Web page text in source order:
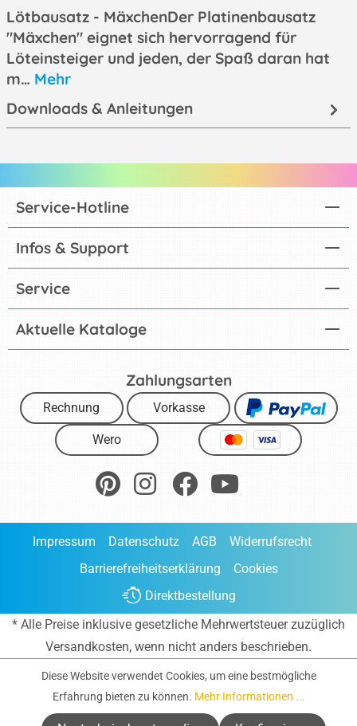
Lötbausatz - MäxchenDer Platinenbausatz
"Mäxchen" eignet sich hervorragend für
Löteinsteiger und jeden, der Spaß daran hat
m… Mehr
Downloads & Anleitungen
Aktuelle Kataloge
Service-Hotline
Infos & Support
Service
Zahlungsarten
Rechnung Vorkasse
Wero
Impressum Datenschutz AGB
Widerrufsrecht
Barrierefreiheitserklärung
Cookies
Direktbestellung
* Alle Preise inklusive gesetzliche Mehrwertsteuer zuzüglich
Versandkosten, wenn nicht anders beschrieben.
Diese Website verwendet Cookies, um eine bestmögliche
Erfahrung bieten zu können. Mehr Informationen ...